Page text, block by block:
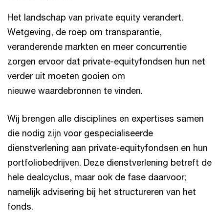
Het landschap van private equity verandert.
Wetgeving, de roep om transparantie,
veranderende markten en meer concurrentie
zorgen ervoor dat private-equityfondsen hun net
verder uit moeten gooien om
nieuwe waardebronnen te vinden.
Wij brengen alle disciplines en expertises samen
die nodig zijn voor gespecialiseerde
dienstverlening aan private-equityfondsen en hun
portfoliobedrijven. Deze dienstverlening betreft de
hele dealcyclus, maar ook de fase daarvoor;
namelijk advisering bij het structureren van het
fonds.